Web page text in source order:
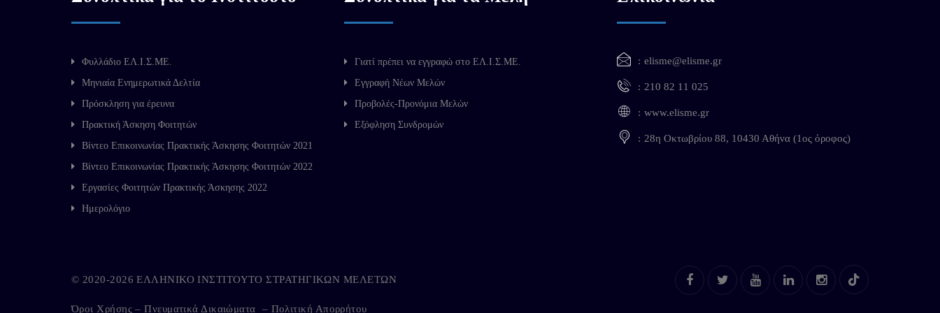
Φυλλάδιο ΕΛ.Ι.Σ.ΜΕ.
Μηνιαία Ενημερωτικά Δελτία
Πρόσκληση για έρευνα
Πρακτική Άσκηση Φοιτητών
Βίντεο Επικοινωνίας Πρακτικής Άσκησης Φοιτητών 2021
Βίντεο Επικοινωνίας Πρακτικής Άσκησης Φοιτητών 2022
Εργασίες Φοιτητών Πρακτικής Άσκησης 2022
Ημερολόγιο
Γιατί πρέπει να εγγραφώ στο ΕΛ.Ι.Σ.ΜΕ.
Εγγραφή Νέων Μελών
Προβολές-Προνόμια Μελών
Εξόφληση Συνδρομών
elisme@elisme.gr
210 82 11 025
www.elisme.gr
28η Οκτωβρίου 88, 10430 Αθήνα (1ος όροφος)
© 2020-2026 ΕΛΛΗΝΙΚΟ ΙΝΣΤΙΤΟΥΤΟ ΣΤΡΑΤΗΓΙΚΩΝ ΜΕΛΕΤΩΝ
Όροι Χρήσης – Πνευματικά Δικαιώματα – Πολιτική Απορρήτου